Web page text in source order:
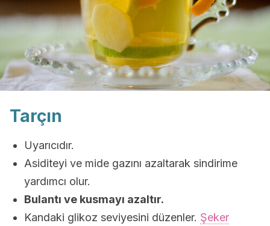
Tarçın
Uyarıcıdır.
Asiditeyi ve mide gazını azaltarak sindirime
yardımcı olur.
Bulantı ve kusmayı azaltır.
Kandaki glikoz seviyesini düzenler. Şeker